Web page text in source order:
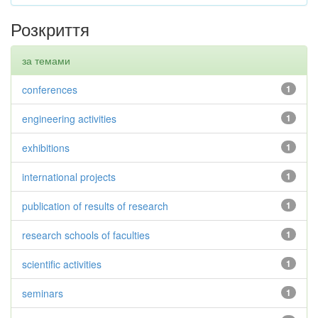
Розкриття
за темами
1
conferences
1
engineering activities
1
exhibitions
1
international projects
1
publication of results of research
1
research schools of faculties
1
scientific activities
1
seminars